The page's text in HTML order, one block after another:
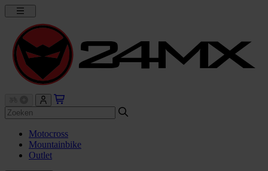
Motocross
Mountainbike
Outlet